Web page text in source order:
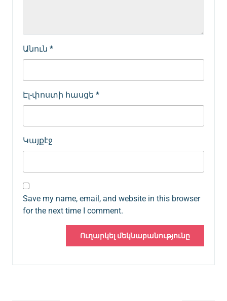
Անուն *
Էլ-փոստի հասցե *
Կայքէջ
Save my name, email, and website in this browser
for the next time I comment.